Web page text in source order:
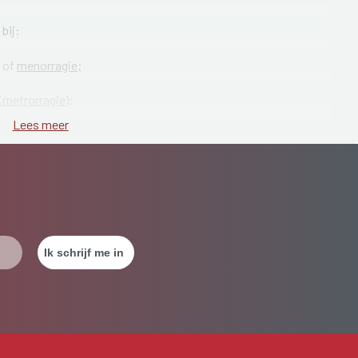
bij:
of menorragie;
Lees meer